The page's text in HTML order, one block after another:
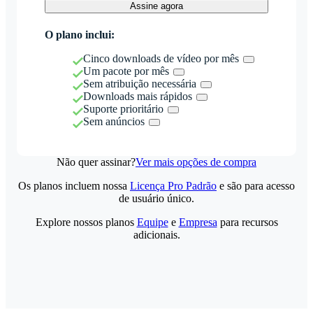
Assine agora
O plano inclui:
Cinco downloads de vídeo por mês
Um pacote por mês
Sem atribuição necessária
Downloads mais rápidos
Suporte prioritário
Sem anúncios
Não quer assinar?Ver mais opções de compra
Os planos incluem nossa Licença Pro Padrão e são para acesso
de usuário único.
Explore nossos planos Equipee Empresa para recursos
adicionais.